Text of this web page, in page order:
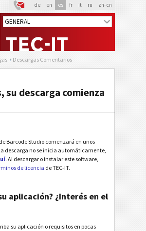
de en es fr it ru zh-cn
Descargas Comentarios
su descarga comienza
Barcode Studio comenzará en unos
descarga no se inicia automáticamente,
. Al descargar o instalar este software,
de licencia de TEC-IT.
aplicación? ¿Interés en el
su aplicación o requisitos en pocas